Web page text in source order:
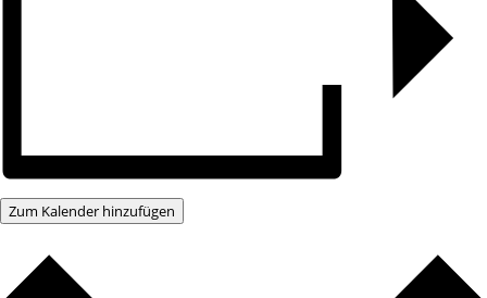
Zum Kalender hinzufügen